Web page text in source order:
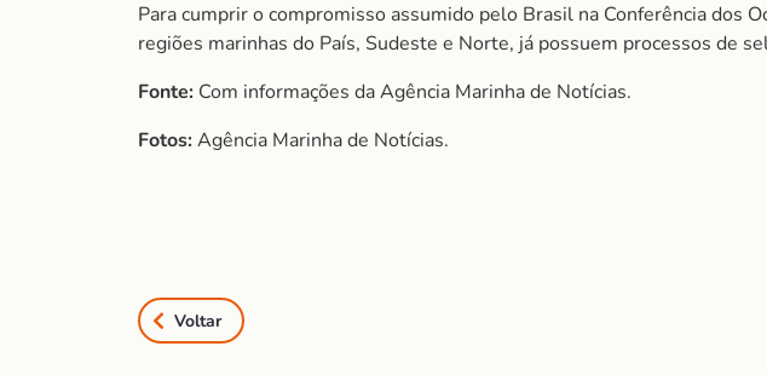
Para cumprir o compromisso assumido pelo Brasil na Conferência dos
regiões marinhas do País, Sudeste e Norte, já possuem processos de
Fonte: Com informações da Agência Marinha de Notícias.
Fotos:Agência Marinha de Notícias.
Voltar